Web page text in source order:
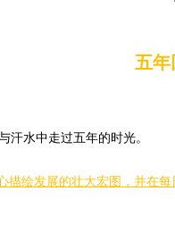
五年
汗水中走过五年的时光。
绘发展的壮大宏图，并在